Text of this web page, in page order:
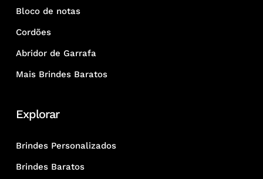
Bloco de notas
Cordões
Abridor de Garrafa
Mais Brindes Baratos
Explorar
Brindes Personalizados
Brindes Baratos